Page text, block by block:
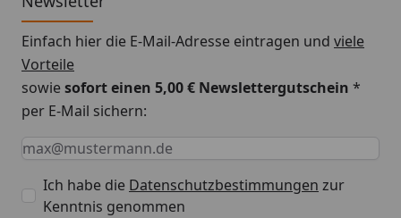
Einfach hier die E-Mail-Adresse eintragen und viele
Vorteile
sowiesofort einen 5,00 € Newslettergutschein *
per E-Mail sichern:
Keine Eingabe erforderlich
Eingabe erforderlich
E-Mail *
Ich habe die Datenschutzbestimmungen zur
Kenntnis genommen